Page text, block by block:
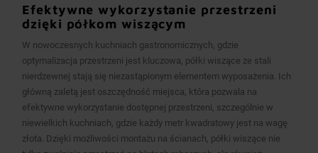
Efektywne wykorzystanie przestrzeni
dzięki półkom wiszącym
W nowoczesnych kuchniach gastronomicznych, gdzie
optymalizacja przestrzeni jest kluczowa, półki wiszące ze stali
nierdzewnej stają się niezastąpionym elementem wyposażenia. Ich
główną zaletą jest oszczędność miejsca, która pozwala na
efektywne wykorzystanie dostępnej przestrzeni, szczególnie w
niewielkich kuchniach, gdzie każdy metr kwadratowy jest na wagę
złota. Dzięki możliwości montażu na ścianach, półki wiszące nie